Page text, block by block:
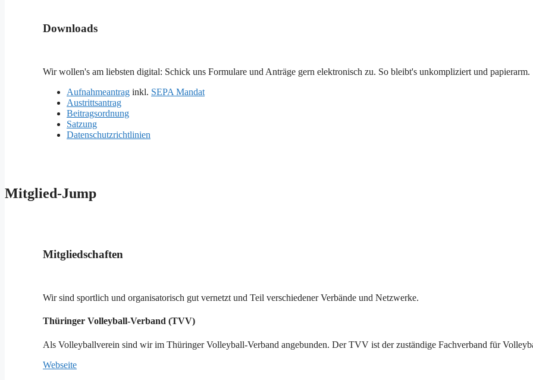
Downloads
Wir wollen's am liebsten digital: Schick uns Formulare und Anträge gern elektronisch zu. So bleibt's unkompliziert und papierarm.
Aufnahmeantrag inkl. SEPA Mandat
Austrittsantrag
Beitragsordnung
Satzung
Datenschutzrichtlinien
Mitglied-Jump
Mitgliedschaften
Wir sind sportlich und organisatorisch gut vernetzt und Teil verschiedener Verbände und Netzwerke.
Thüringer Volleyball-Verband (TVV)
Als Volleyballverein sind wir im Thüringer Volleyball-Verband angebunden. Der TVV ist der zuständige Fachverband für
Webseite